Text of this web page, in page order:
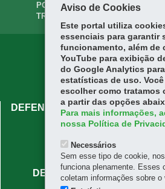
PORTAL DA
TRANSPARÊNCIA
DEFENSORIA PÚBLICA DO
CENTRAL
Rua José Bonifácio, 66
80020-130-
DEFENSORIA PÚBLICA DO
Aviso de Cookies
Este portal utiliza
essenciais para garantir
funcionamento, além de
YouTube para exibição
do Google Analytics
estatísticas de uso.
escolher como tratamos
a partir das opções
Para mais informações,
nossa Política de
Necessários
Sem esse tipo de cookie,
funciona plenamente. Esses
coletam informações sobre o